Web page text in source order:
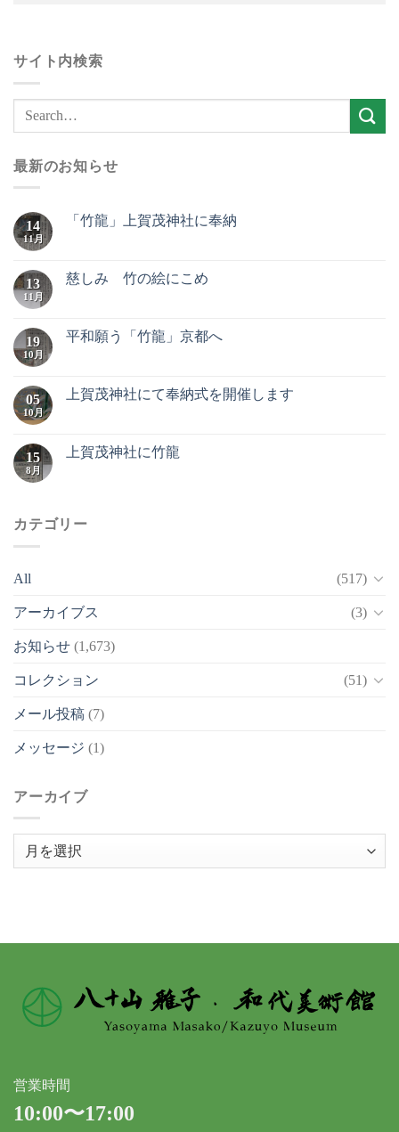
サイト内検索
最新のお知らせ
14
11月
「竹龍」上賀茂神社に奉納
13
11月
慈しみ 竹の絵にこめ
19
10月
平和願う「竹龍」京都へ
05
10月
上賀茂神社にて奉納式を開催します
15
8月
上賀茂神社に竹龍
カテゴリー
All (517)
アーカイブス (3)
お知らせ (1,673)
コレクション (51)
メール投稿 (7)
メッセージ (1)
アーカイブ
営業時間
10:00〜17:00